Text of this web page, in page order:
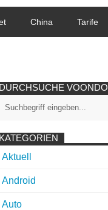
China Tarife
DURCHSUCHE VOONDO
KATEGORIEN
Aktuell
Android
Auto